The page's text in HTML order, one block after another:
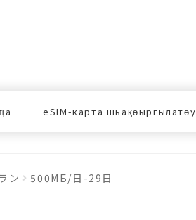
eSIM-карта шьақәыргылатәу
ン 500МБ/日-29日